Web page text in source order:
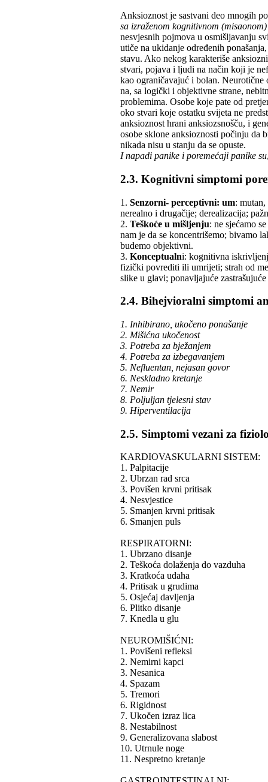
Anksioznost je sastvani deo mnogih
sa izraženom kognitivnom
nesvjesnih pojmova u osmišljavanju
utiče na ukidanje određenih
stavu. Ako nekog karakteriše
stvari, pojava i ljudi na način koji je
kao ograničavajuć i bolan. Neurotične
na, sa logički i objektivne strane,
problemima. Osobe koje pate od
oko stvari koje ostatku svijeta ne
anksioznost hrani anksiozsnošču, i
osobe sklone anksioznosti počinju da
nikada nisu u stanju da se opuste.
I napadi panike i poremećaji panike su
2.3. Kognitivni simptomi
1. Senzorni- perceptivni: um:
nerealno i drugačije; derealizacija;
2. Teškoće u mišljenju: ne sjećamo
nam je da se koncentrišemo; bivamo
budemo objektivni.
3. Konceptualni: kognitivna
fizički povrediti ili umrijeti; strah od
slike u glavi; ponavljajuće
2.4. Bihejvioralni simptomi
1. Inhibirano, ukočeno ponašanje
2. Mišićna ukočenost
3. Potreba za bježanjem
4. Potreba za izbegavanjem
5. Nefluentan, nejasan govor
6. Neskladno kretanje
7. Nemir
8. Poljuljan tjelesni stav
9. Hiperventilacija
2.5. Simptomi vezani za
KARDIOVASKULARNI SISTEM:
1. Palpitacije
2. Ubrzan rad srca
3. Povišen krvni pritisak
4. Nesvjestice
5. Smanjen krvni pritisak
6. Smanjen puls
RESPIRATORNI:
1. Ubrzano disanje
2. Teškoća dolaženja do vazduha
3. Kratkoća udaha
4. Pritisak u grudima
5. Osjećaj davljenja
6. Plitko disanje
7. Knedla u glu
NEUROMIŠIĆNI:
1. Povišeni refleksi
2. Nemirni kapci
3. Nesanica
4. Spazam
5. Tremori
6. Rigidnost
7. Ukočen izraz lica
8. Nestabilnost
9. Generalizovana slabost
10. Utrnule noge
11. Nespretno kretanje